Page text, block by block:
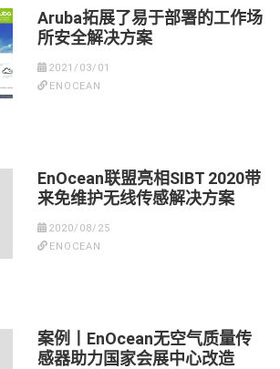
Aruba拓展了易于部署的工作场
所安全解决方案
2021/03/01
ENOCEAN
EnOcean联盟亮相SIBT 2020带
来免维护无线传感解决方案
2020/08/25
ENOCEAN
案例丨EnOcean无空气质量传
感器助力国家会展中心改造